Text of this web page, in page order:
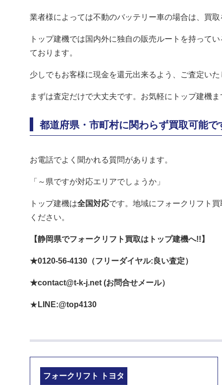
業者様によっては不動のバッテリー車の場合は、買
トップ建機では国内外に独自の販売ルートを持って
ております。
少しでもお客様に現金を還元出来るよう、ご査定い
まずは査定だけで大丈夫です。お気軽にトップ建機
都道府県・市町村に関わらず買取可能で
お電話でよく聞かれる質問があります。
「～県ですが対応エリアでしょうか」
トップ建機は全国対応です。地域にフォークリフト
ください。
【静岡県でフォークリフト買取はトップ建機へ!!】
★0120-56-4130（フリーダイヤル:良い査定）
★contact@t-k-j.net (お問合せメール）
★ LINE:@top4130
フォークリフト トヨタ